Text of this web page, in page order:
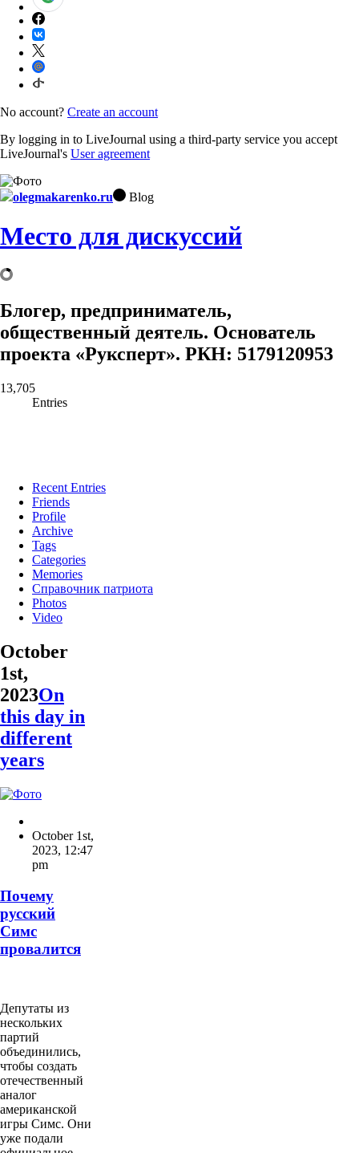
No account? Create an account
By logging in to LiveJournal using a third-party service you accept
LiveJournal's User agreement
olegmakarenko.ru Blog
Место для дискуссий
Блогер, предприниматель,
общественный деятель. Основатель
проекта «Руксперт». РКН: 5179120953
13,705
Entries
Recent Entries
Friends
Profile
Archive
Tags
Categories
Memories
Справочник патриота
Photos
Video
October
1st,
2023On
this day in
different
years
October 1st,
2023, 12:47
pm
Почему
русский
Симс
провалится
Депутаты из
нескольких
партий
объединились,
чтобы создать
отечественный
аналог
американской
игры Симс. Они
уже подали